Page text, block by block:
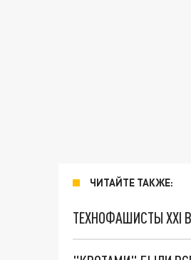
ЧИТАЙТЕ ТАКЖЕ:
ТЕХНОФАШИСТЫ XXI